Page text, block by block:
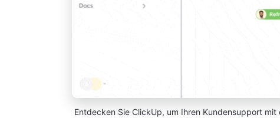
Entdecken Sie ClickUp, um Ihren Kundensupport